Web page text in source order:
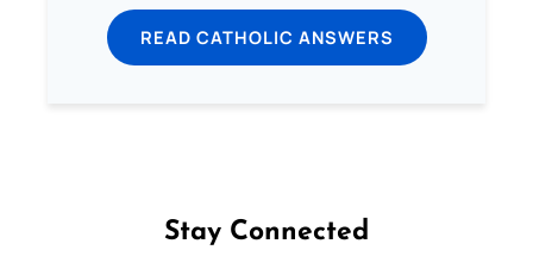
READ CATHOLIC ANSWERS
Stay Connected